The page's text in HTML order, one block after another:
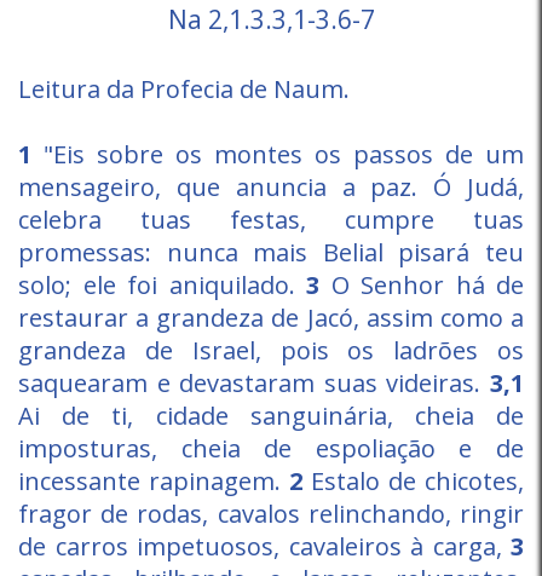
Na 2,1.3.3,1-3.6-7
Leitura da Profecia de Naum.
1 "Eis sobre os montes os passos de um
mensageiro, que anuncia a paz. Ó Judá,
celebra tuas festas, cumpre tuas
promessas: nunca mais Belial pisará teu
solo; ele foi aniquilado. 3 O Senhor há de
restaurar a grandeza de Jacó, assim como a
grandeza de Israel, pois os ladrões os
saquearam e devastaram suas videiras. 3,1
Ai de ti, cidade sanguinária, cheia de
imposturas, cheia de espoliação e de
incessante rapinagem. 2 Estalo de chicotes,
fragor de rodas, cavalos relinchando, ringir
de carros impetuosos, cavaleiros à carga, 3